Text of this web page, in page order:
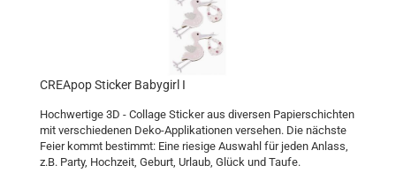
CREA­pop Sti­cker Ba­by­girl I
Hoch­wer­ti­ge 3D - Col­la­ge Sti­cker aus di­ver­sen Pa­pier­schich­ten
mit ver­schie­de­nen Deko-​Applikationen ver­se­hen. Die nächs­te
Feier kommt be­stimmt: Eine rie­si­ge Aus­wahl für jeden An­lass,
z.B. Party, Hoch­zeit, Ge­burt, Ur­laub, Glück und Taufe.